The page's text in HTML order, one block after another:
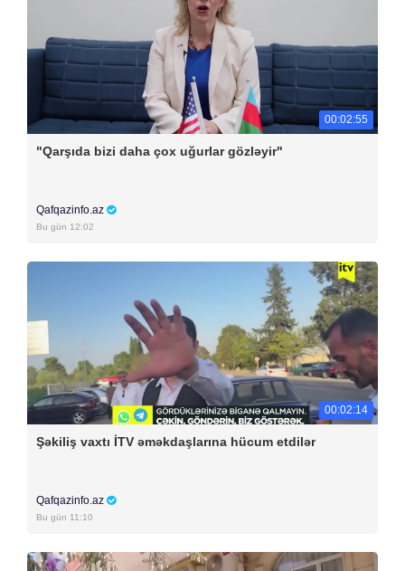
00:02:55
"Qarşıda bizi daha çox uğurlar gözləyir"
Qafqazinfo.az
Bu gün 12:02
00:02:14
Şəkiliş vaxtı İTV əməkdaşlarına hücum etdilər
Qafqazinfo.az
Bu gün 11:10